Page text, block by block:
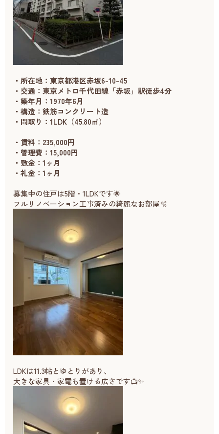
・所在地：東京都港区赤坂6-10-45
・交通：東京メトロ千代田線「赤坂」駅徒歩4分
・築年月：1970年6月
・構造：鉄筋コンクリート造
・間取り：1LDK（45.80㎡）
・賃料：235,000円
・管理費：15,000円
・敷金：1ヶ月
・礼金：1ヶ月
募集中の住戸は5階・1LDKです🌟
フルリノベーション工事済みの綺麗なお部屋🫧
LDKは11.3帖とゆとりがあり、
大きな家具・家電も置ける広さです📺✨